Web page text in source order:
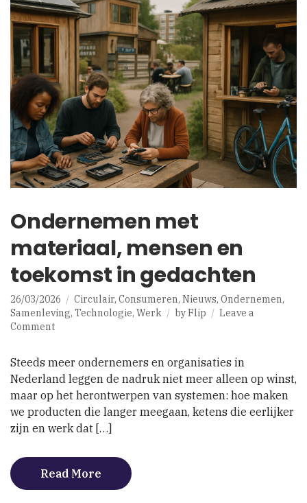
Ondernemen met
materiaal, mensen en
toekomst in gedachten
26/03/2026 Circulair, Consumeren, Nieuws, Ondernemen,
Samenleving, Technologie, Werk byFlip
Leave a
Commenton
materiaal,
mensen
en
toekomst
gedachten
Steeds meer ondernemers en organisaties in
Nederland leggen de nadruk niet meer alleen op winst,
maar op het herontwerpen van systemen: hoe maken
we producten die langer meegaan, ketens die eerlijker
zijn en werk dat […]
Read More